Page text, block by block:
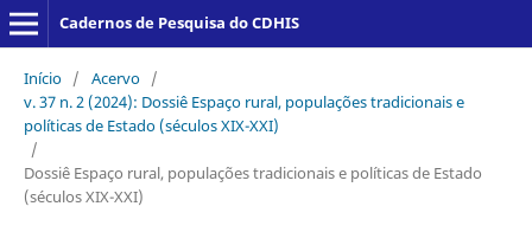
Cadernos de Pesquisa do CDHIS
Início / Acervo /
v. 37 n. 2 (2024): Dossiê Espaço rural, populações tradicionais e
políticas de Estado (séculos XIX-XXI)
/
Dossiê Espaço rural, populações tradicionais e políticas de Estado
(séculos XIX-XXI)